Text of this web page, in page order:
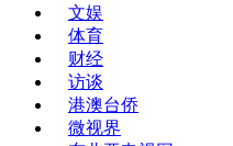
文娱
体育
财经
访谈
港澳台侨
微视界